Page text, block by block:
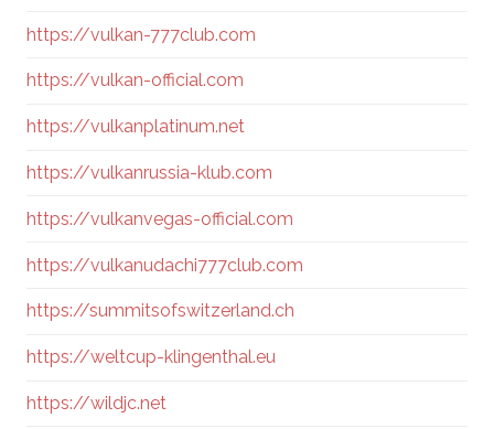
https://vulkan-777club.com
https://vulkan-official.com
https://vulkanplatinum.net
https://vulkanrussia-klub.com
https://vulkanvegas-official.com
https://vulkanudachi777club.com
https://summitsofswitzerland.ch
https://weltcup-klingenthal.eu
https://wildjc.net